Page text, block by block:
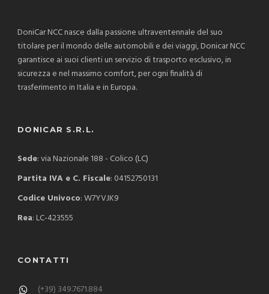
DoniCar NCC nasce dalla passione ultraventennale del suo
titolare per il mondo delle automobili e dei viaggi, Donicar NCC
garantisce ai suoi clienti un servizio di trasporto esclusivo, in
sicurezza e nel massimo comfort, per ogni finalità di
trasferimento in Italia e in Europa.
DONICAR S.R.L.
Sede: via Nazionale 188 - Colico (LC)
Partita IVA e C. Fiscale: 04152750131
Codice Univoco: W7YVJK9
Rea: LC-423555
CONTATTI
(+39) 349.7671.884